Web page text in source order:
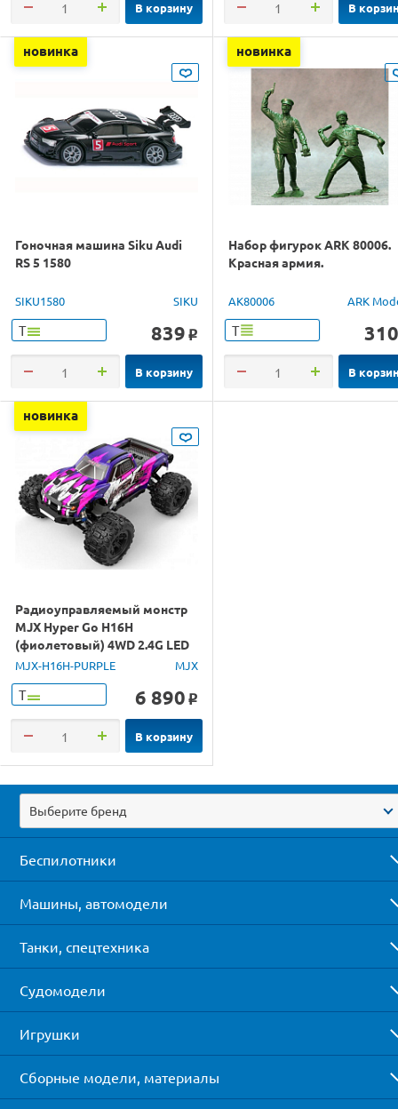
В корзину В
новинка
Гоночная машина Siku Audi
RS 5 1580
SIKU1580 SIKU
Т 839 o
В корзину
новинка
Набор фигурок ARK 80006.
Красная армия.
AK80006 ARK
Т 310
В
новинка
Радиоуправляемый монстр
MJX Hyper Go H16H
(фиолетовый) 4WD 2.4G LED
GPS 1/16 RTR
MJX-H16H-PURPLE MJX
Т 6 890 o
В корзину
Выберите бренд
Беспилотники
Машины, автомодели
Танки, спецтехника
Судомодели
Игрушки
Сборные модели, материалы